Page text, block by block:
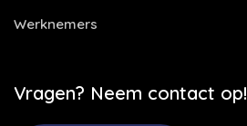
Werknemers
Vragen? Neem contact op!